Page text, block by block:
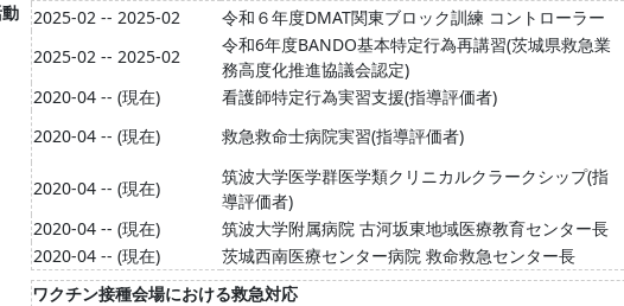
2025-02 -- 2025-02 令和６年度DMAT関東ブロック訓練 コントローラー
2025-02 -- 2025-02
令和6年度BANDO基本特定行為再講習(茨城県救急業
務高度化推進協議会認定)
2020-04 -- (現在)
看護師特定行為実習支援(指導評価者)
2020-04 -- (現在)
救急救命士病院実習(指導評価者)
2020-04 -- (現在)
筑波大学医学群医学類クリニカルクラークシップ(指
導評価者)
2020-04 -- (現在)
筑波大学附属病院 古河坂東地域医療教育センター長
2020-04 -- (現在)
茨城西南医療センター病院 救命救急センター長
ワクチン接種会場における救急対応